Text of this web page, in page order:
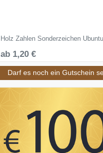
Holz Zahlen Sonderzeichen Ubuntu
ab 1,20 €
Darf es noch ein Gutschein